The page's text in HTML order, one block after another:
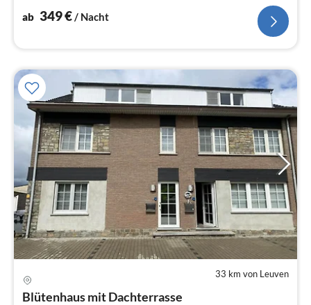
ab 349€/ Nacht
33 km von Leuven
Blütenhaus mit Dachterrasse